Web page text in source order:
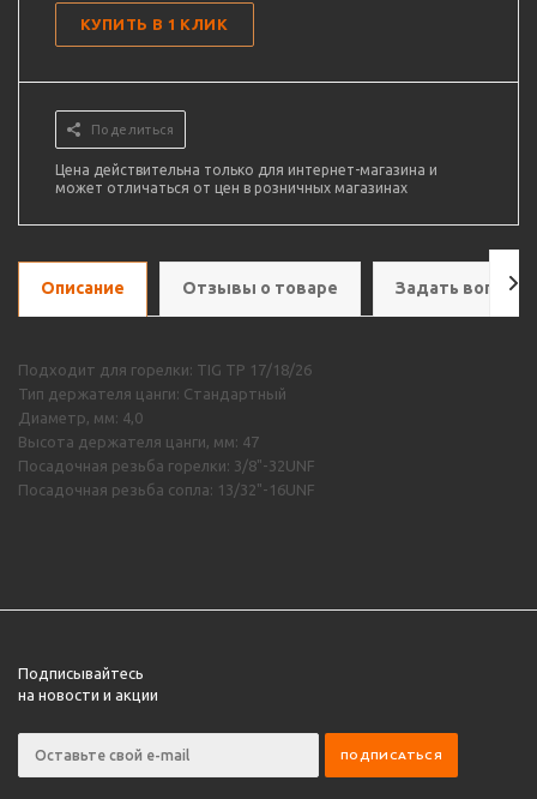
КУПИТЬ В 1 КЛИК
Поделиться
Цена действительна только для интернет-магазина и
может отличаться от цен в розничных магазинах
Описание Отзывы о товаре Задать вопрос
Подходит для горелки: TIG TP 17/18/26
Тип держателя цанги: Стандартный
Диаметр, мм: 4,0
Высота держателя цанги, мм: 47
Посадочная резьба горелки: 3/8"-32UNF
Посадочная резьба сопла: 13/32"-16UNF
Подписывайтесь
на новости и акции